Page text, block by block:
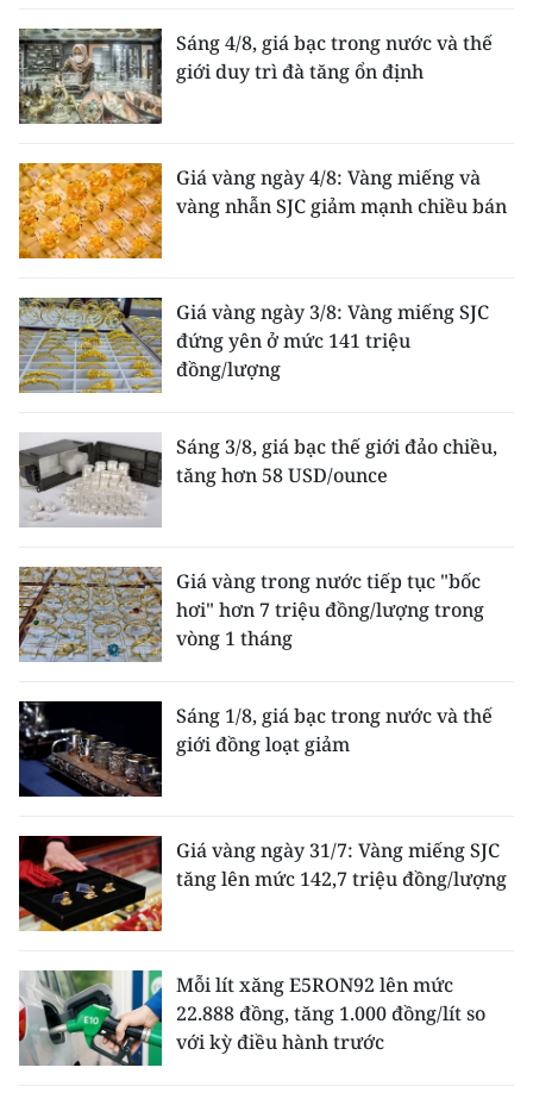
Sáng 4/8, giá bạc trong nước và thế
giới duy trì đà tăng ổn định
Giá vàng ngày 4/8: Vàng miếng và
vàng nhẫn SJC giảm mạnh chiều bán
Giá vàng ngày 3/8: Vàng miếng SJC
đứng yên ở mức 141 triệu
đồng/lượng
Sáng 3/8, giá bạc thế giới đảo chiều,
tăng hơn 58 USD/ounce
Giá vàng trong nước tiếp tục "bốc
hơi" hơn 7 triệu đồng/lượng trong
vòng 1 tháng
Sáng 1/8, giá bạc trong nước và thế
giới đồng loạt giảm
Giá vàng ngày 31/7: Vàng miếng SJC
tăng lên mức 142,7 triệu đồng/lượng
Mỗi lít xăng E5RON92 lên mức
22.888 đồng, tăng 1.000 đồng/lít so
với kỳ điều hành trước